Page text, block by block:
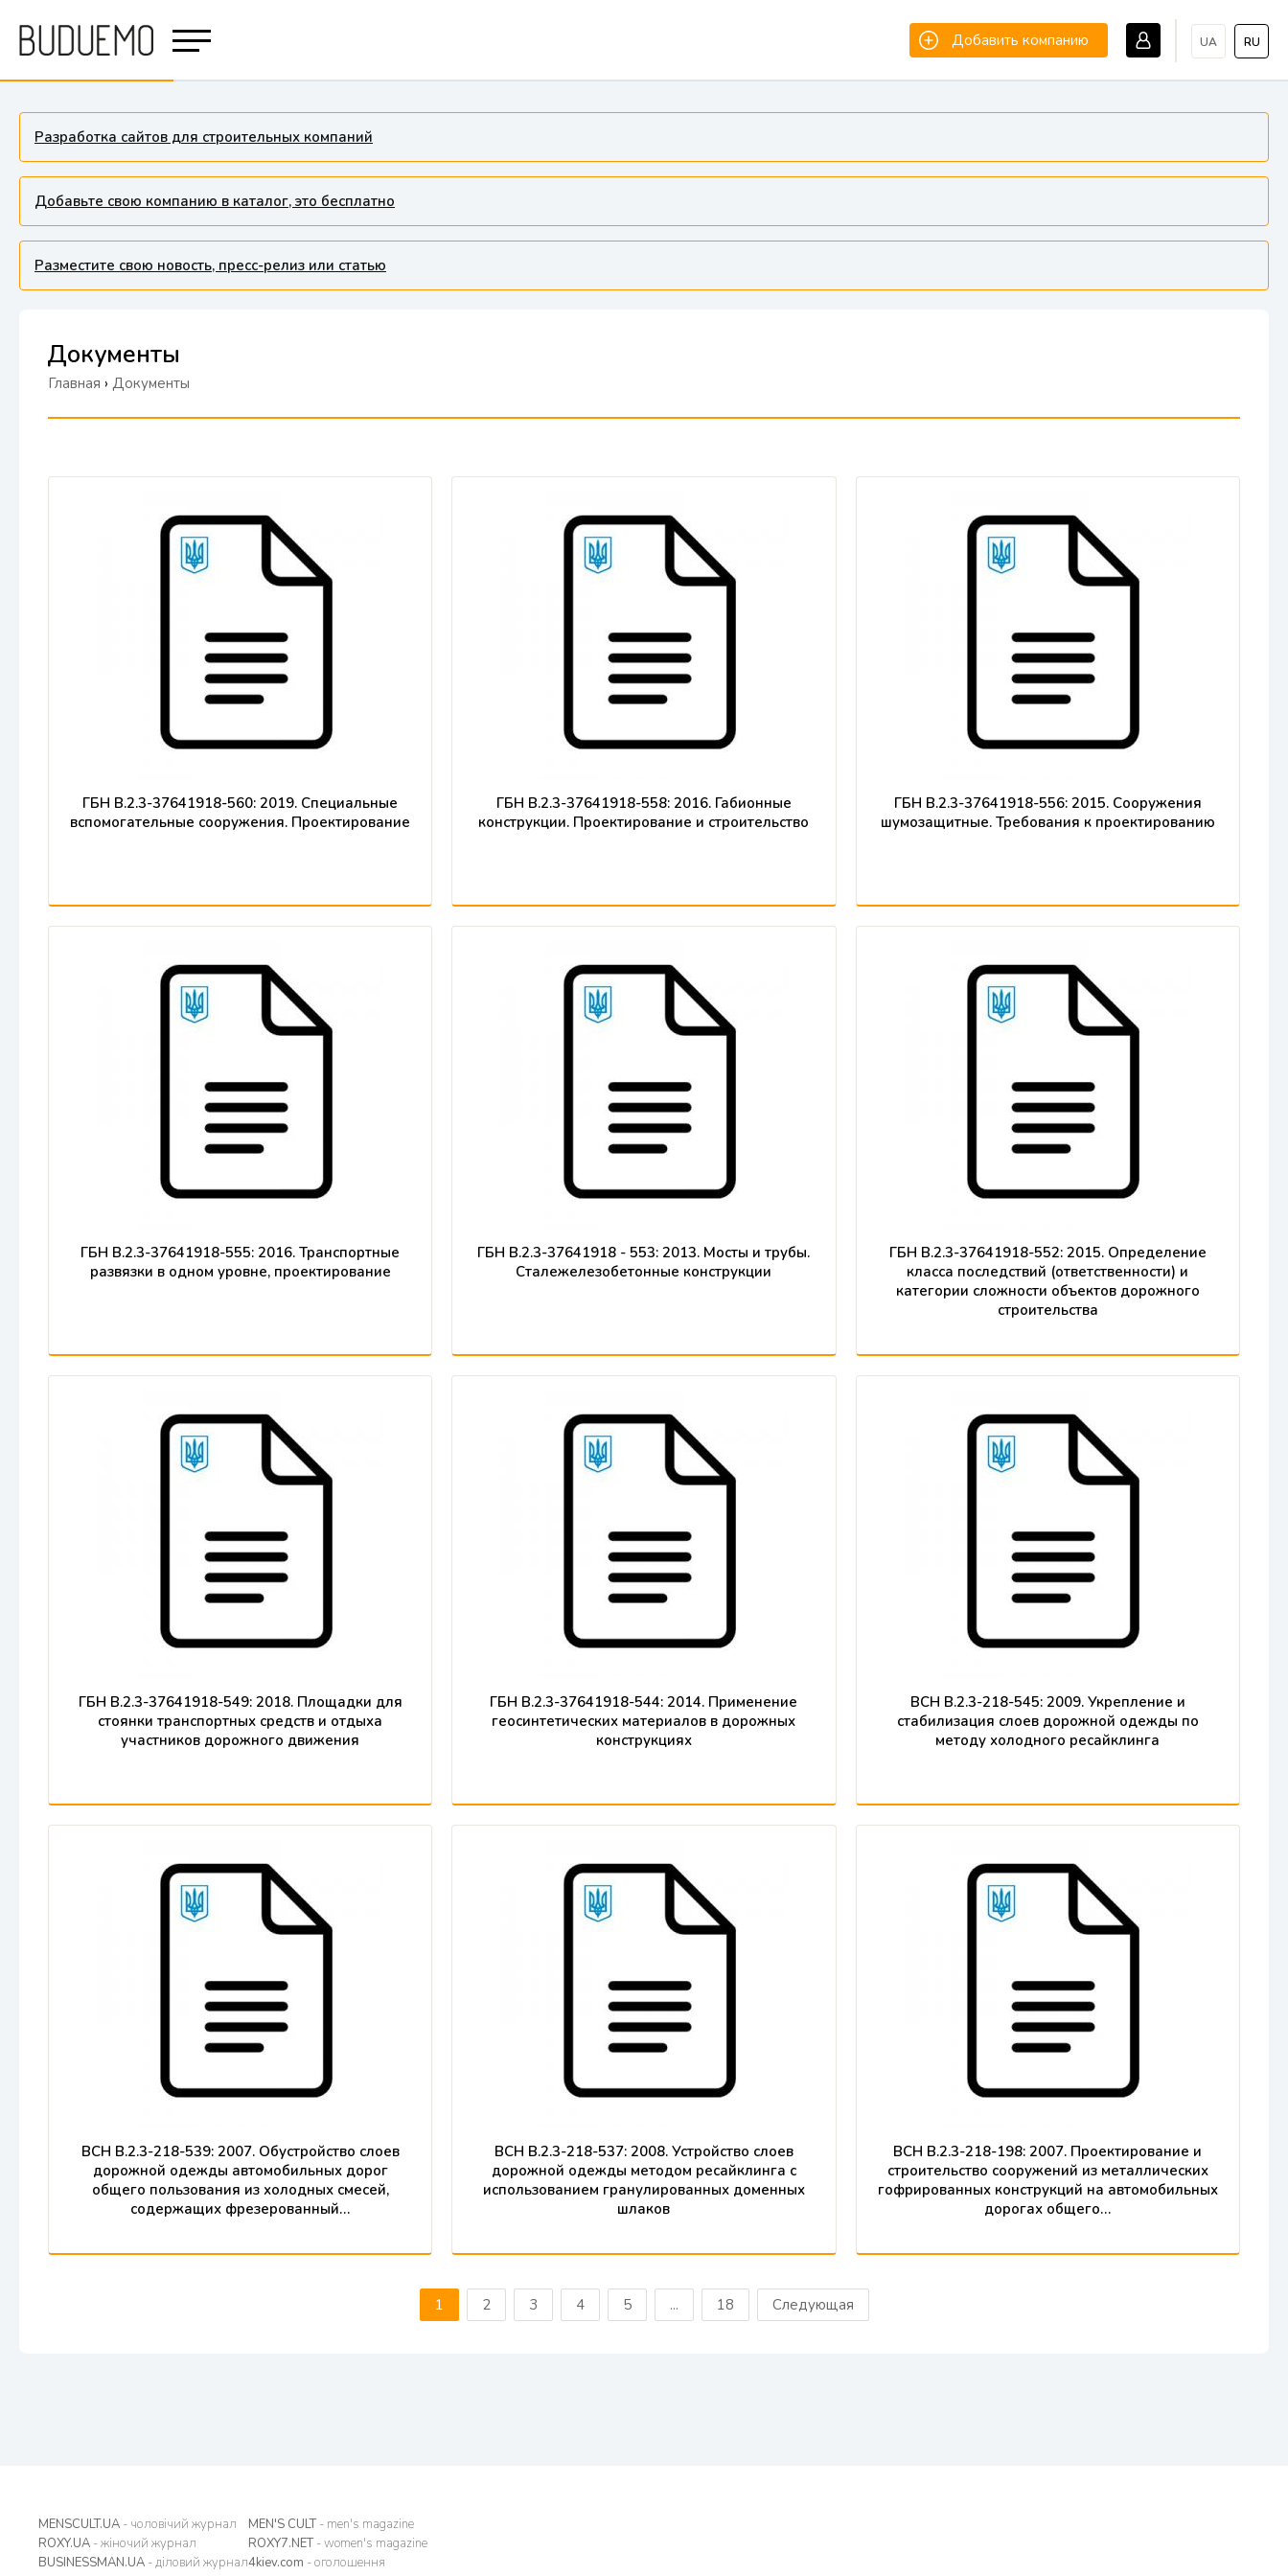
UA RU
Добавить компанию
Разработка сайтов для строительных компаний
Добавьте свою компанию в каталог, это бесплатно
Разместите свою новость, пресс-релиз или статью
Документы
Главная › Документы
ГБН В.2.3-37641918-560: 2019. Специальные
вспомогательные сооружения. Проектирование
ГБН В.2.3-37641918-558: 2016. Габионные
конструкции. Проектирование и строительство
ГБН В.2.3-37641918-556: 2015. Сооружения
шумозащитные. Требования к проектированию
ГБН В.2.3-37641918-555: 2016. Транспортные
развязки в одном уровне, проектирование
ГБН В.2.3-37641918 - 553: 2013. Мосты и трубы.
Cталежелезобетонные конструкции
ГБН В.2.3-37641918-552: 2015. Определение
класса последствий (ответственности) и
категории сложности объектов дорожного
строительства
ГБН В.2.3-37641918-549: 2018. Площадки для
стоянки транспортных средств и отдыха
участников дорожного движения
ГБН В.2.3-37641918-544: 2014. Применение
геосинтетических материалов в дорожных
конструкциях
ВСН В.2.3-218-545: 2009. Укрепление и
стабилизация слоев дорожной одежды по
методу холодного ресайклинга
ВСН В.2.3-218-539: 2007. Обустройство слоев
дорожной одежды автомобильных дорог
общего пользования из холодных смесей,
содержащих фрезерованный…
ВСН В.2.3-218-537: 2008. Устройство слоев
дорожной одежды методом ресайклинга с
использованием гранулированных доменных
шлаков
ВСН В.2.3-218-198: 2007. Проектирование и
строительство сооружений из металлических
гофрированных конструкций на автомобильных
дорогах общего…
1 2 3 4 5 ... 18 Следующая
MENSCULT.UA - чоловічий журнал
ROXY.UA - жіночий журнал
BUSINESSMAN.UA - діловий журнал
MEN'S CULT- men's magazine
ROXY7.NET- women's magazine
4kiev.com - оголошення